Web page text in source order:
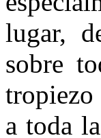
lugar,
sobre
tropiezo
a toda